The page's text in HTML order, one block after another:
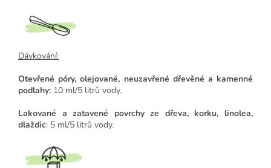
Dávkování:
Otevřené póry, olejované, neuzavřené dřevěné a kamenné
podlahy: 10 ml/5 litrů vody.
Lakované a zatavené povrchy ze dřeva, korku, linolea,
dlaždic: 5 ml/5 litrů vody.